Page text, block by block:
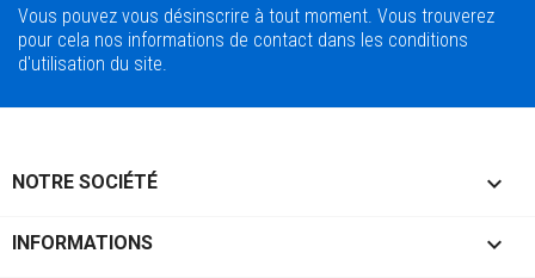
Vous pouvez vous désinscrire à tout moment. Vous trouverez
pour cela nos informations de contact dans les conditions
d'utilisation du site.
NOTRE SOCIÉTÉ 
INFORMATIONS 